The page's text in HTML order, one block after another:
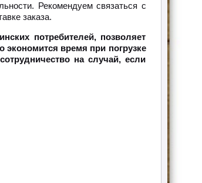
Рекомендуем связаться с
заказа.
потребителей, позволяет
экономится время при погрузке
на случай, если